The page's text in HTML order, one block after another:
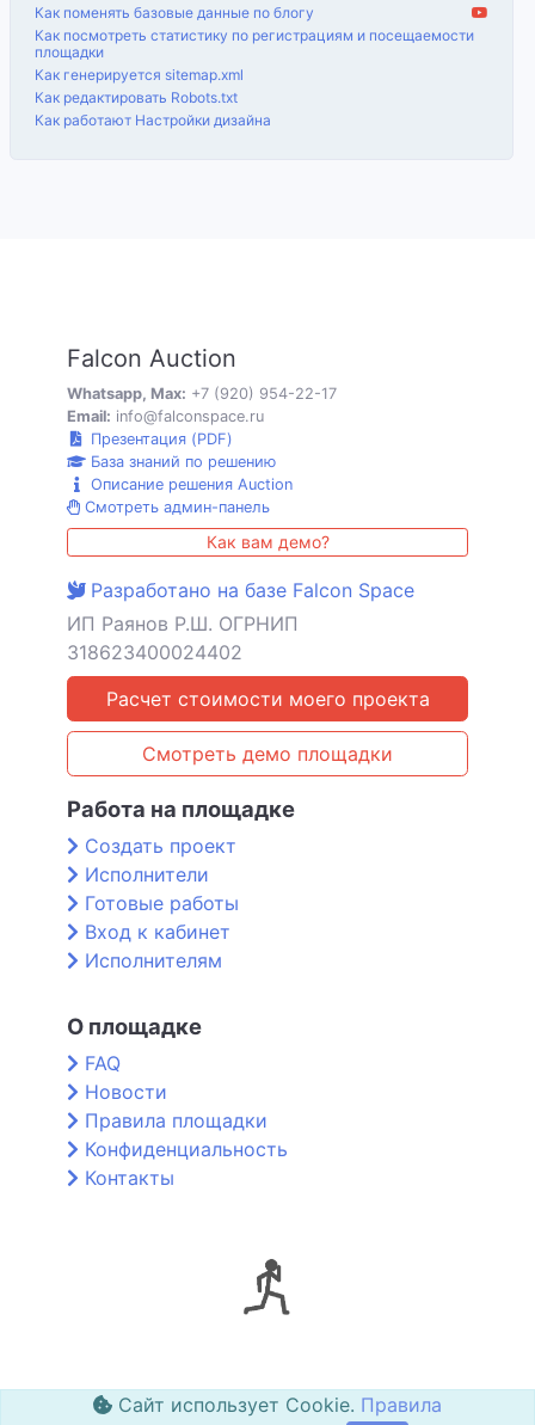
Как поменять базовые данные по блогу
Как посмотреть статистику по регистрациям и посещаемости
площадки
Как генерируется sitemap.xml
Как редактировать Robots.txt
Как работают Настройки дизайна
Falcon Auction
Whatsapp, Max: +7 (920) 954-22-17
Email: info@falconspace.ru
Презентация (PDF)
База знаний по решению
Описание решения Auction
Смотреть админ-панель
Как вам демо?
Разработано на базе Falcon Space
ИП Раянов Р.Ш. ОГРНИП
318623400024402
Расчет стоимости моего проекта
Смотреть демо площадки
Работа на площадке
Создать проект
Исполнители
Готовые работы
Вход к кабинет
Исполнителям
О площадке
FAQ
Новости
Правила площадки
Конфиденциальность
Контакты
Сайт использует Cookie. Правила